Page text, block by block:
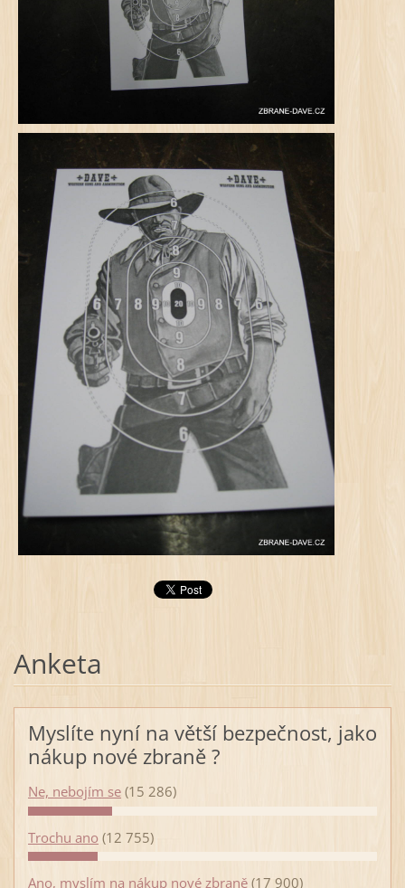
Anketa
Myslíte nyní na větší bezpečnost, jako
nákup nové zbraně ?
Ne, nebojím se (15 286)
Trochu ano (12 755)
Ano, myslím na nákup nové zbraně (17 900)